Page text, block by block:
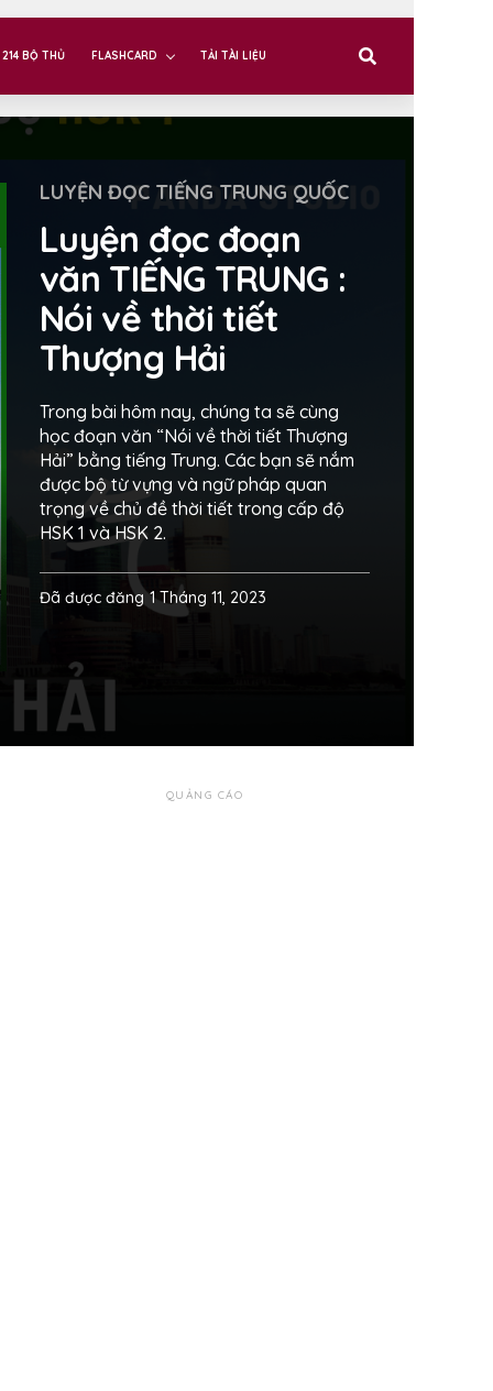
214 BỘ THỦ FLASHCARD TẢI TÀI LIỆU
LUYỆN ĐỌC TIẾNG TRUNG QUỐC
Luyện đọc đoạn
văn TIẾNG TRUNG :
Nói về thời tiết
Thượng Hải
Trong bài hôm nay, chúng ta sẽ cùng
học đoạn văn “Nói về thời tiết Thượng
Hải” bằng tiếng Trung. Các bạn sẽ nắm
được bộ từ vựng và ngữ pháp quan
trọng về chủ đề thời tiết trong cấp độ
HSK 1 và HSK 2.
Đã được đăng 1 Tháng 11, 2023
QUẢNG CÁO